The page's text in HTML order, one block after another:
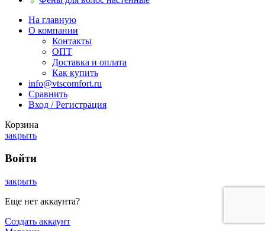
На главную
О компании
Контакты
ОПТ
Доставка и оплата
Как купить
info@vtscomfort.ru
Сравнить
Вход / Регистрация
Корзина
закрыть
Войти
закрыть
Еще нет аккаунта?
Создать аккаунт